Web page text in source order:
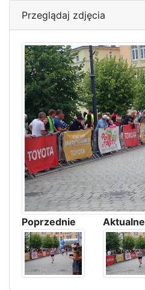
Przeglądaj zdjęcia
Poprzednie Aktualne